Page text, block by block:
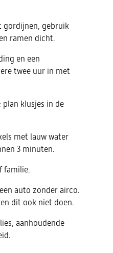
gordijnen, gebruik
ramen dicht.
en een
twee uur in met
plan klusjes in de
met lauw water
3 minuten.
familie.
auto zonder airco.
dit ook niet doen.
aanhoudende